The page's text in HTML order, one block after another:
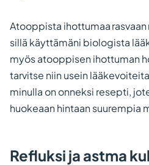
Atooppista ihottumaa
sillä käyttämäni biologista
myös atooppisen ihottuman
tarvitse niin usein
minulla on onneksi resepti,
huokeaan hintaan suurempia
Refluksi ja astma